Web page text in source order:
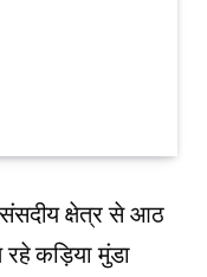
क्षेत्र से आठ
कड़िया मुंडा